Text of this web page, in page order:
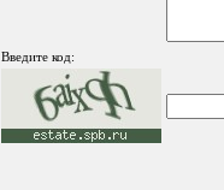
Введите код: